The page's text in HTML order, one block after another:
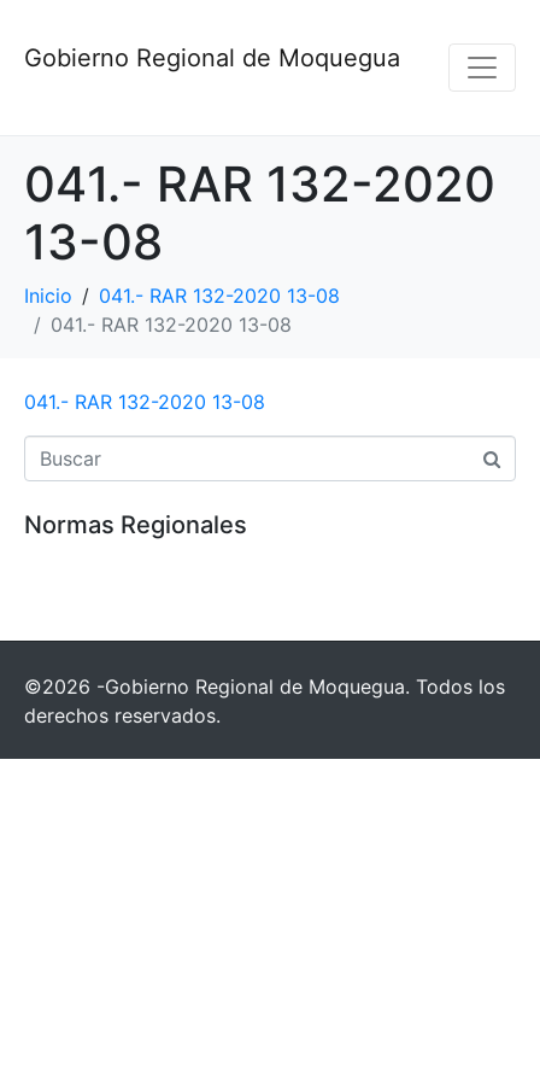
Gobierno Regional de Moquegua
041.- RAR 132-2020
13-08
Inicio
041.- RAR 132-2020 13-08
041.- RAR 132-2020 13-08
041.- RAR 132-2020 13-08
Normas Regionales
©2026 -Gobierno Regional de Moquegua. Todos los
derechos reservados.